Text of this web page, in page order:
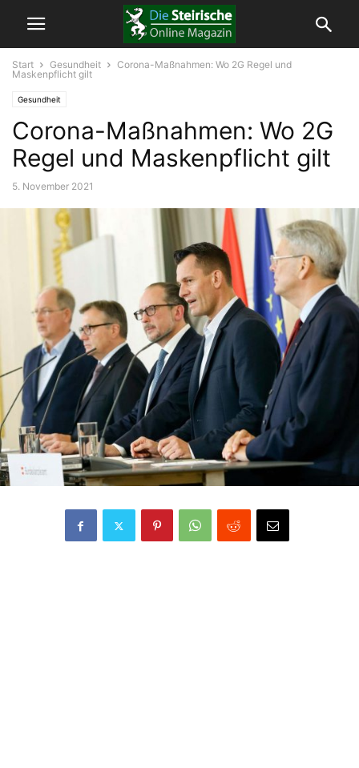
Start Gesundheit
Corona-Maßnahmen: Wo 2G Regel und
Maskenpflicht gilt
Gesundheit
Corona-Maßnahmen: Wo 2G
Regel und Maskenpflicht gilt
5. November 2021